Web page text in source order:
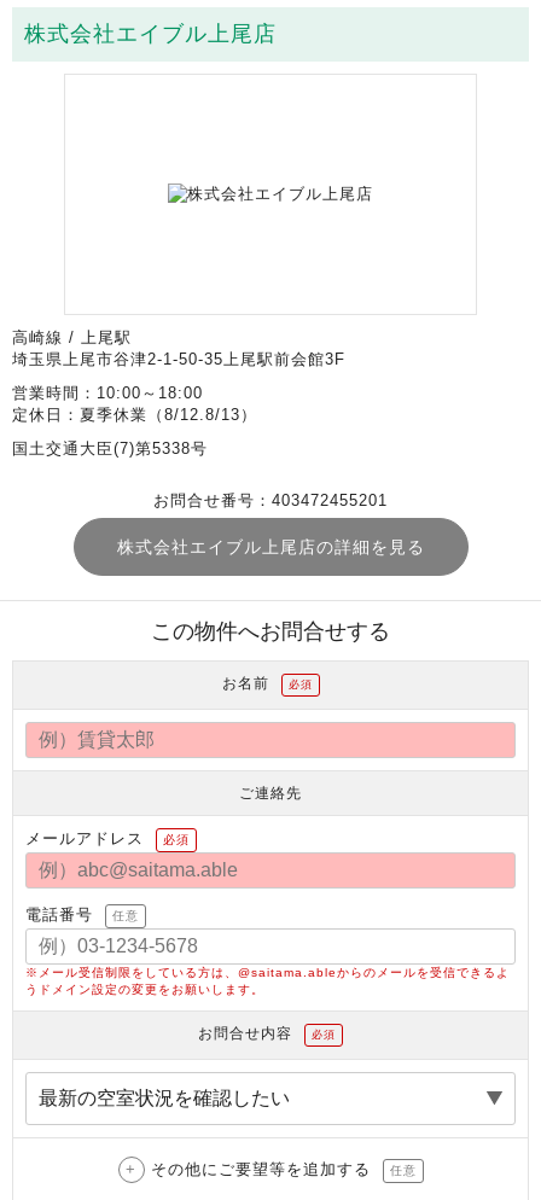
株式会社エイブル上尾店
高崎線 / 上尾駅
埼玉県上尾市谷津2-1-50-35上尾駅前会館3F
営業時間：10:00～18:00
定休日：夏季休業（8/12.8/13）
国土交通大臣(7)第5338号
お問合せ番号：403472455201
株式会社エイブル上尾店の詳細を見る
この物件へお問合せする
お名前 必須
ご連絡先
メールアドレス 必須
電話番号 任意
※メール受信制限をしている方は、@saitama.ableからのメールを受信できるよ
うドメイン設定の変更をお願いします。
お問合せ内容 必須
その他にご要望等を追加する 任意